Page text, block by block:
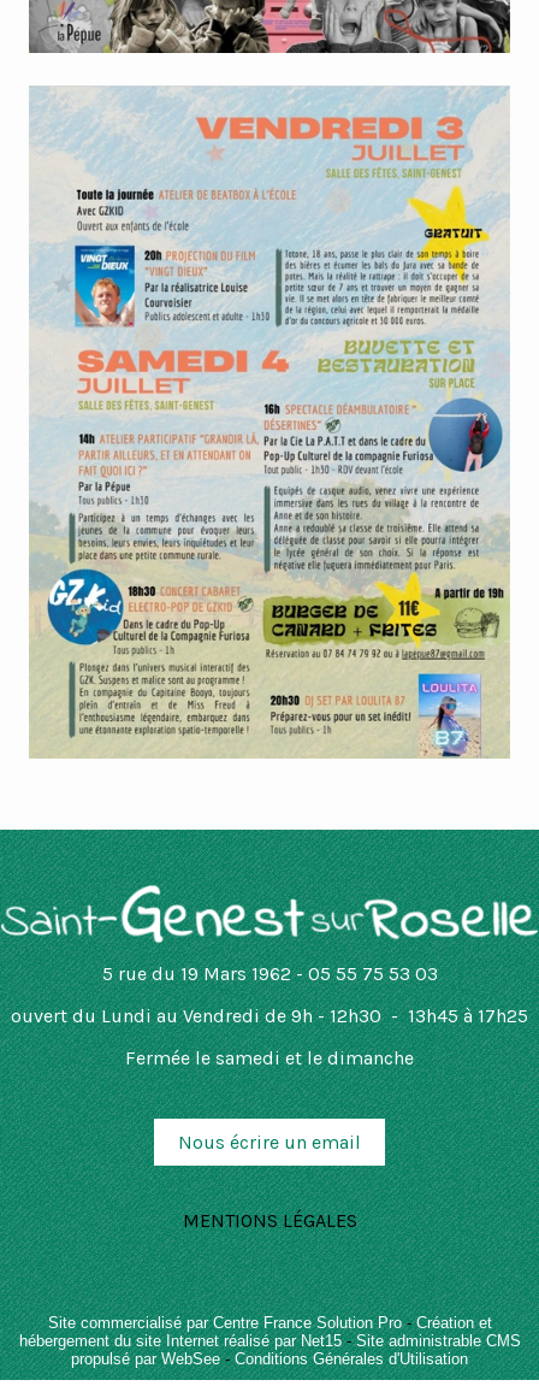
5 rue du 19 Mars 1962 - 05 55 75 53 03
ouvertdu Lundi au Vendredi de 9h - 12h30 - 13h45 à 17h25
Fermée le samedi et le dimanche
Nous écrire un email
MENTIONS LÉGALES
Site commercialisé par Centre France Solution Pro-Création et
hébergement du site Internet réalisé par Net15-Site administrable CMS
propulsé par WebSee-Conditions Générales d'Utilisation